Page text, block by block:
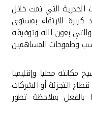
الجذرية التي تمت خلال
كبيرة للارتقاء بمستوى
بعون الله وتوفيقه
وطموحات المساهمين
مكانته محليا وإقليميا
التجزئة أو الشركات
بالفعل بملاحظة تطور